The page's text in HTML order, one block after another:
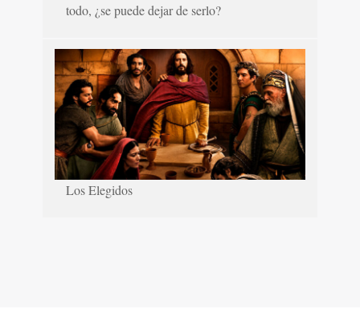
todo, ¿se puede dejar de serlo?
Los Elegidos